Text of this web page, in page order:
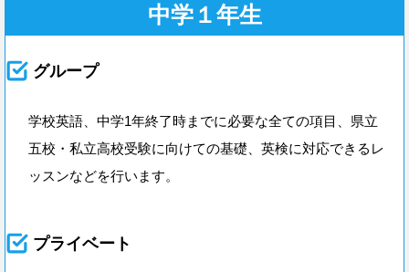
中学１年生
グループ
学校英語、中学1年終了時までに必要な全ての項目、県立
五校・私立高校受験に向けての基礎、英検に対応できるレ
ッスンなどを行います。
プライベート